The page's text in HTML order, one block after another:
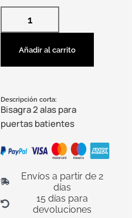
Añadir al carrito
Descripción corta:
Bisagra 2 alas para
puertas batientes
Envíos a partir de 2
días
15 días para
devoluciones